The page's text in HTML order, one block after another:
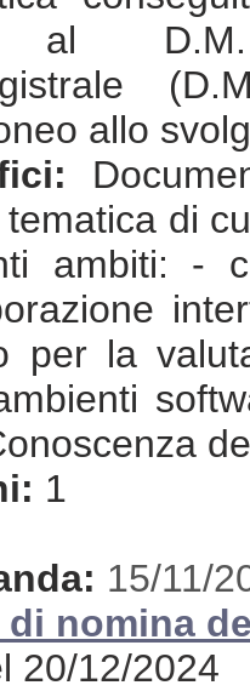
al
allo
tematica di
ambiti: -
per la
1
15/11/
nomina
20/12/2024